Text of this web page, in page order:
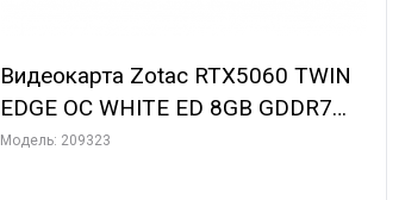
Видеокарта Zotac RTX5060 TWIN
EDGE OC WHITE ED 8GB GDDR7
128bit 3xDP HDMI 2FAN MEDIUM
Модель: 209323